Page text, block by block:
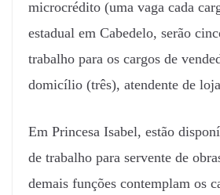
microcrédito (uma vaga cada
estadual em Cabedelo, serão
trabalho para os cargos de
domicílio (três), atendente de
Em Princesa Isabel, estão
de trabalho para servente de
demais funções contemplam os